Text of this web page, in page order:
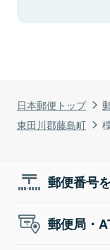
日本郵便トップ
東田川郡藤島町
郵便番号
郵便局・